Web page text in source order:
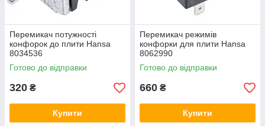
Перемикач потужності
конфорок до плити Hansa
8034536
Готово до відправки
320 ₴
Купити
Перемикач режимів
конфорки для плити Hansa
8062990
Готово до відправки
660 ₴
Купити